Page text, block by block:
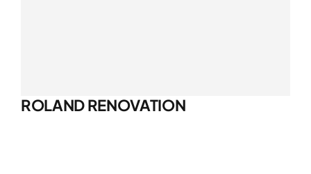
ROLAND RENOVATION